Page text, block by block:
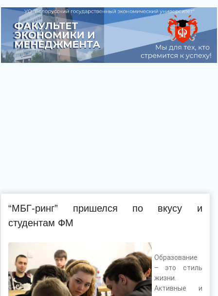
“МБГ-ринг” пришелся по вкусу и
студентам ФМ
Образование
– это стиль
жизни.
Активные и